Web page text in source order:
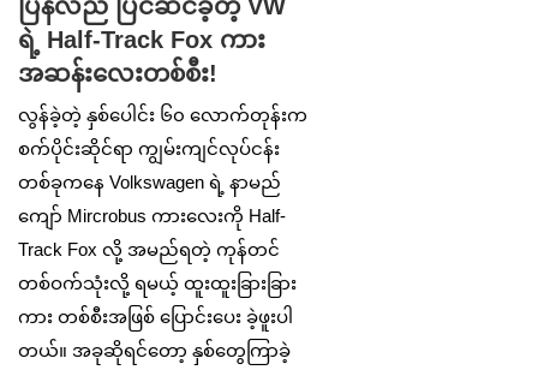
ပြန်လည် ပြင်ဆင်ခဲ့တဲ့ VW
ရဲ့ Half-Track Fox ကား
အဆန်းလေးတစ်စီး!
လွန်ခဲ့တဲ့ နှစ်ပေါင်း ၆၀ လောက်တုန်းက
စက်ပိုင်းဆိုင်ရာ ကျွမ်းကျင်လုပ်ငန်း
တစ်ခုကနေ Volkswagen ရဲ့ နာမည်
ကျော် Mircrobus ကားလေးကို Half-
Track Fox လို့ အမည်ရတဲ့ ကုန်တင်
တစ်ဝက်သုံးလို့ ရမယ့် ထူးထူးခြားခြား
ကား တစ်စီးအဖြစ် ပြောင်းပေး ခဲ့ဖူးပါ
တယ်။ အခုဆိုရင်တော့ နှစ်တွေကြာခဲ့